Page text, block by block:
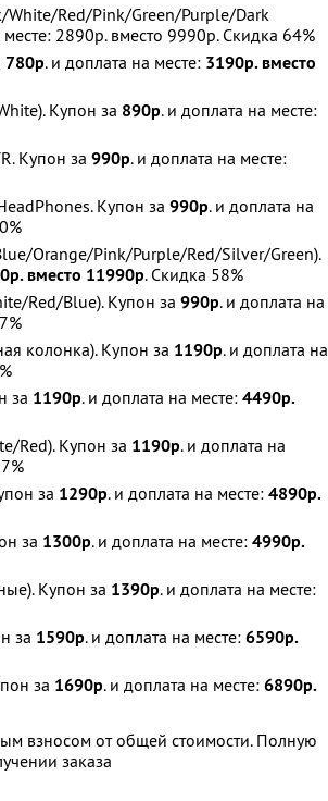
Red/Pink/Green/Purple/Dark
месте: 2890р. вместо 9990р. Скидка 64%
780р. и доплата на месте: 3190р. вместо
Купон за 890р. и доплата на месте:
Купон за 990р. и доплата на месте:
Купон за 990р. и доплата на
Orange/Pink/Purple/Red/Silver/Green).
вместо 11990р. Скидка 58%
Red/Blue). Купон за 990р. и доплата на
колонка). Купон за 1190р. и доплата на
за 1190р. и доплата на месте: 4490р.
Red). Купон за 1190р. и доплата на
за 1290р. и доплата на месте: 4890р.
за 1300р. и доплата на месте: 4990р.
Купон за 1390р. и доплата на месте:
за 1590р. и доплата на месте: 6590р.
за 1690р. и доплата на месте: 6890р.
взносом от общей стоимости. Полную
заказа